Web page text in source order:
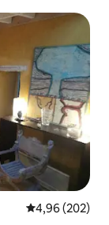
4,96 ud af 5 i
4,96 (202)